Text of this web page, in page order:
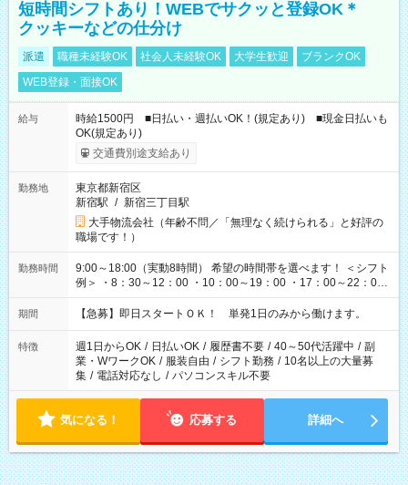
短時間シフトあり！WEBでサクッと登録OK＊
クッキーなどの仕分け
派遣 職種未経験OK 社会人未経験OK 大学生歓迎
ブランクOK
WEB登録・面接OK
給与
時給1500円 ■日払い・週払いOK！(規定あり) ■現金日払いも
OK(規定あり)
交通費別途支給あり
勤務地
東京都新宿区
新宿駅 / 新宿三丁目駅
大手物流会社（年齢不問／「無理なく続けられる」と好評の
職場です！）
勤務時間
9:00～18:00（実動8時間） 希望の時間帯を選べます！ ＜シフト
例＞ ・8：30～12：00 ・10：00～19：00 ・17：00～22：00
・13：00～22：00 ・22：00～翌6：00 など
期間 【急募】即日スタートＯＫ！ 単発1日のみから働けます。
特徴 週1日からOK / 日払いOK / 履歴書不要 / 40～50代活躍中 / 副
業・WワークOK / 服装自由 / シフト勤務 / 10名以上の大量募
集 / 電話対応なし / パソコンスキル不要
気になる！ 応募する 詳細へ